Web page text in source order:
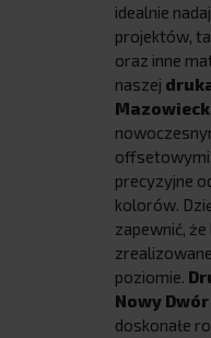
idealnie
projektów,
oraz inne
naszej
precyzyjne
kolorów.
zapewnić,
poziomie.
Nowy
doskonałe